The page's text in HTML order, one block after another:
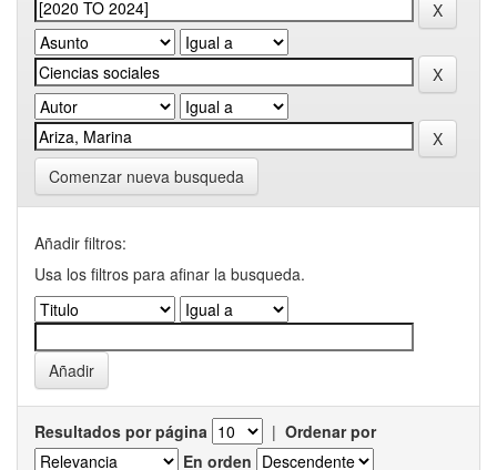
Comenzar nueva busqueda
Añadir filtros:
Usa los filtros para afinar la busqueda.
Resultados por página | Ordenar por
En orden